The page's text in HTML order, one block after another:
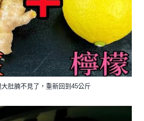
肚腩不見了，重新回到45公斤